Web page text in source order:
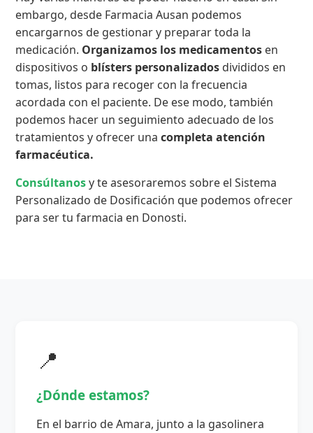
embargo, desde Farmacia Ausan podemos
encargarnos de gestionar y preparar toda la
medicación. Organizamos los medicamentos en
dispositivos o blísters personalizados divididos en
tomas, listos para recoger con la frecuencia
acordada con el paciente. De ese modo, también
podemos hacer un seguimiento adecuado de los
tratamientos y ofrecer unacompleta atención
farmacéutica.
Consúltanosy te asesoraremos sobre el Sistema
Personalizado de Dosificación que podemos ofrecer
para ser tu farmacia en Donosti.
📍
¿Dónde estamos?
En el barrio de Amara, junto a la gasolinera